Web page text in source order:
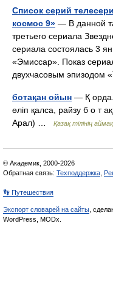
Список серий
космос 9» — В данной
третьего сериала
сериала состоялась 3
«Эмиссар». Показ
двухчасовым эпизодом
ботақан ойын — Қ
өліп қалса, райзу б о т
Арал) …
Қазақ тілінің
© Академик, 2000-2026
Обратная связь: Техподдержка
👣 Путешествия
Экспорт словарей на сайты ,
WordPress, MODx.